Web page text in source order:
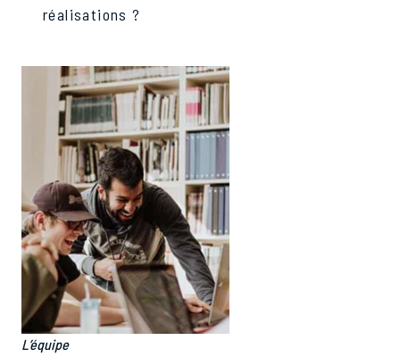
réalisations ?
L’équipe